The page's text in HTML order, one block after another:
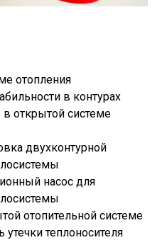
отопления
в контурах
открытой системе
двухконтурной
насос для
отопительной системе
утечки теплоносителя